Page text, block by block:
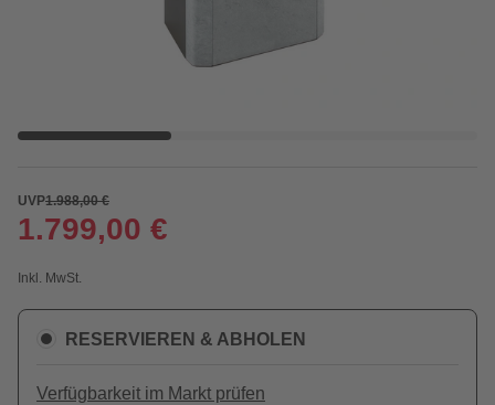
UVP1.988,00 €
1.799,00 €
Inkl. MwSt.
RESERVIEREN & ABHOLEN
Verfügbarkeit im Markt prüfen